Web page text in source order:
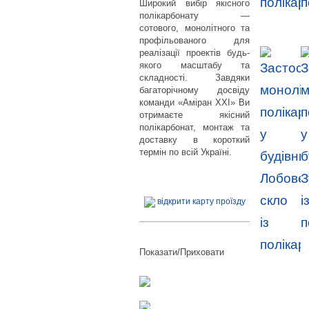
Широкий вибір якісного
полікарбонату —
сотового, монолітного та
профільованого для
реалізації проектів будь-
якого масштабу та
складності. Завдяки
багаторічному досвіду
команди «Аміран XXI» Ви
отримаєте якісний
полікарбонат, монтаж та
доставку в короткий
термін по всій Україні.
відкрити карту проїзду
Показати/Приховати